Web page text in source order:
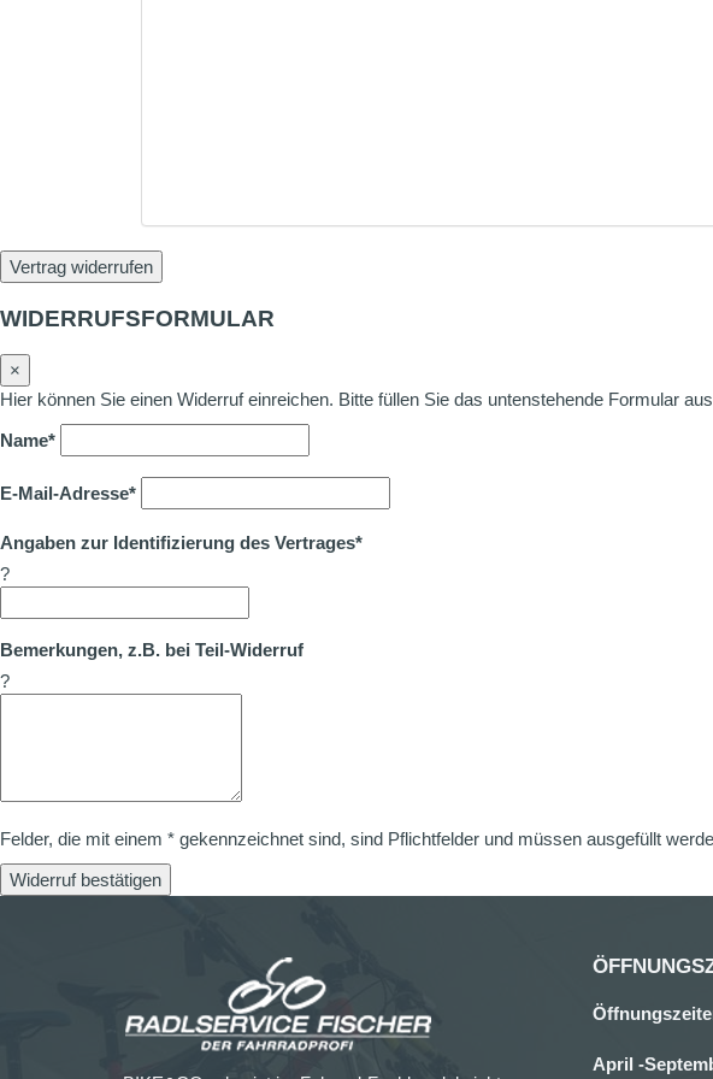
Vertrag widerrufen
WIDERRUFSFORMULAR
×
Hier können Sie einen Widerruf einreichen. Bitte füllen Sie das untenstehende Formular
Name*
E-Mail-Adresse*
Angaben zur Identifizierung des Vertrages*
?
Bemerkungen, z.B. bei Teil-Widerruf
?
Felder, die mit einem * gekennzeichnet sind, sind Pflichtfelder und müssen ausgefüllt
Widerruf bestätigen
April -